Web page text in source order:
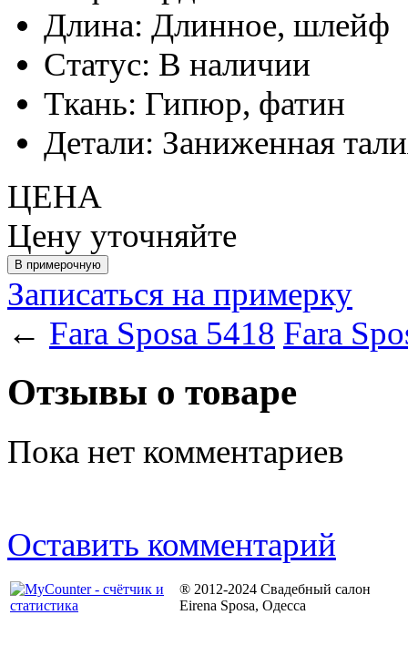
Длина: Длинное, шлейф
Статус: В наличии
Ткань: Гипюр, фатин
Детали: Заниженная
ЦЕНА
Цену уточняйте
Записаться на примерку
← Fara Sposa 5418 Fara
Отзывы о товаре
Пока нет комментариев
Оставить комментарий
® 2012-2024 Свадебный салон
Eirena Sposa, Одесса